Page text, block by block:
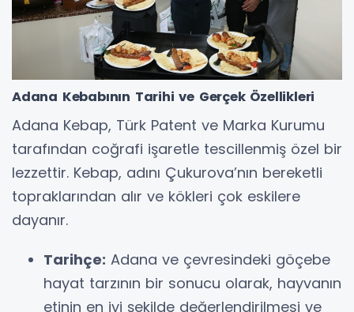
Adana Kebabının Tarihi ve Gerçek Özellikleri
Adana Kebap, Türk Patent ve Marka Kurumu
tarafından coğrafi işaretle tescillenmiş özel bir
lezzettir. Kebap, adını Çukurova’nın bereketli
topraklarından alır ve kökleri çok eskilere
dayanır.
Tarihçe: Adana ve çevresindeki göçebe
hayat tarzının bir sonucu olarak, hayvanın
etinin en iyi şekilde değerlendirilmesi ve